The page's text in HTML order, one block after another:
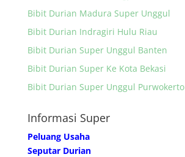
Bibit Durian Madura Super Unggul
Bibit Durian Indragiri Hulu Riau
Bibit Durian Super Unggul Banten
Bibit Durian Super Ke Kota Bekasi
Bibit Durian Super Unggul Purwokerto
Informasi Super
Peluang Usaha
Seputar Durian